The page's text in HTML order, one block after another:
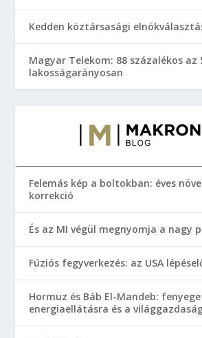
Kedden köztársasági
Magyar Telekom: 88 százalékos az
lakosságarányosan
Felemás kép a boltokban: éves
korrekció
És az MI végül megnyomja a nagy
Fúziós fegyverkezés: az USA
Hormuz és Báb El-Mandeb:
energiaellátásra és a